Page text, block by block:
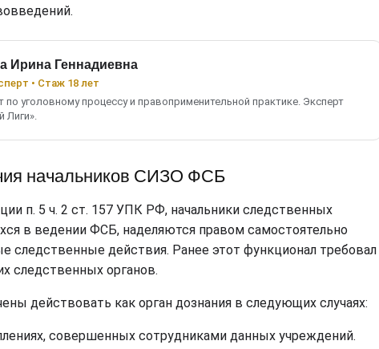
Ирина Геннадиевна
• Стаж 18 лет
по уголовному процессу и правоприменительной практике. Эксперт
Лиги».
начальников СИЗО ФСБ
п. 5 ч. 2 ст. 157 УПК РФ, начальники следственных
в ведении ФСБ, наделяются правом самостоятельно
следственные действия. Ранее этот функционал требовал
следственных органов.
действовать как орган дознания в следующих случаях:
совершенных сотрудниками данных учреждений.